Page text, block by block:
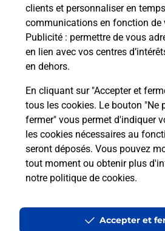
clients et personnaliser en
communications en fonction de
Publicité : permettre de vous
en lien avec vos centres
en dehors.
En cliquant sur "Accepter et
tous les cookies. Le bouton "Ne
fermer" vous permet d'indiquer
les cookies nécessaires au
seront déposés. Vous pouvez
tout moment ou obtenir plus
notre politique de cookies.
Accepter et
Quel âge minimum faut-
passer le permis bateau ?
Combien de temps est
code bateau ?
Peut-on passer le permis
avec le CPF ?
Localiser